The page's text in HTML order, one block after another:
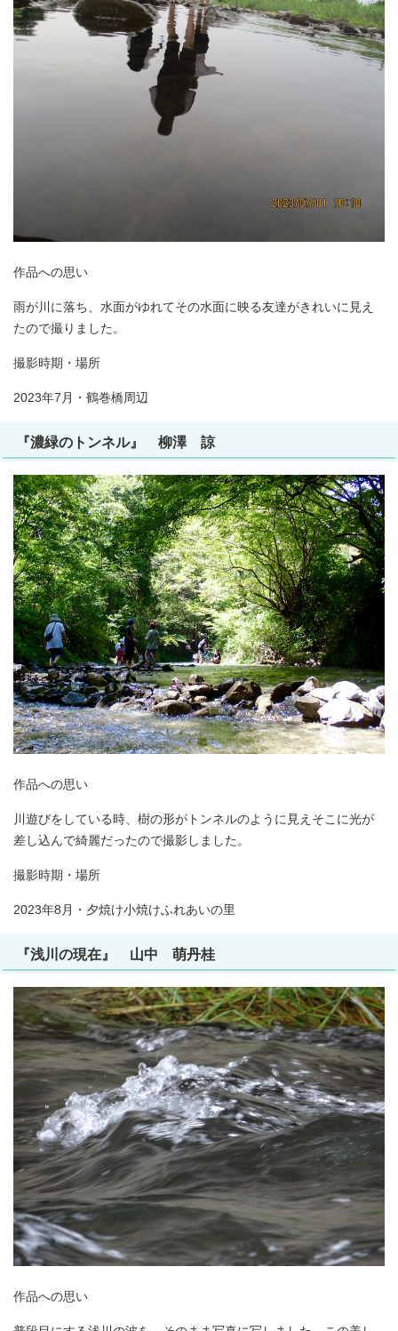
作品への思い
雨が川に落ち、水面がゆれてその水面に映る友達がきれいに見え
たので撮りました。
撮影時期・場所
2023年7月・鶴巻橋周辺
『濃緑のトンネル』 柳澤 諒
作品への思い
川遊びをしている時、樹の形がトンネルのように見えそこに光が
差し込んで綺麗だったので撮影しました。
撮影時期・場所
2023年8月・夕焼け小焼けふれあいの里
『浅川の現在』 山中 萌丹桂
作品への思い